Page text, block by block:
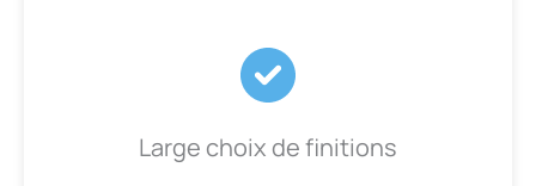
Large choix de finitions